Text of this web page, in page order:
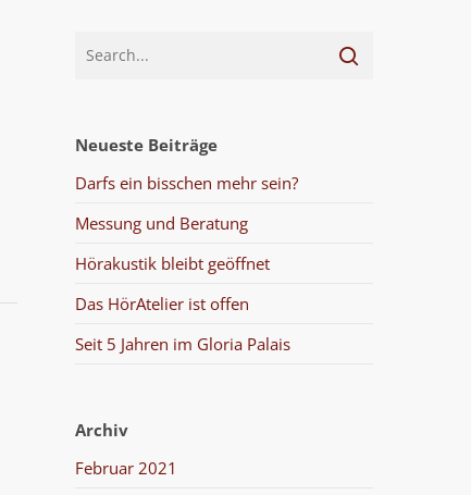
Neueste Beiträge
Darfs ein bisschen mehr sein?
Messung und Beratung
Hörakustik bleibt geöffnet
Das HörAtelier ist offen
Seit 5 Jahren im Gloria Palais
Archiv
Februar 2021